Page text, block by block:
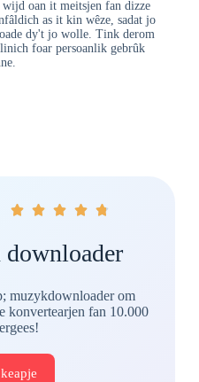
oan it meitsjen fan dizze
as it kin wêze, sadat jo
dy't jo wolle. Tink derom
foar persoanlik gebrûk
    
muzykdownloader om
konvertearjen fan 10.000